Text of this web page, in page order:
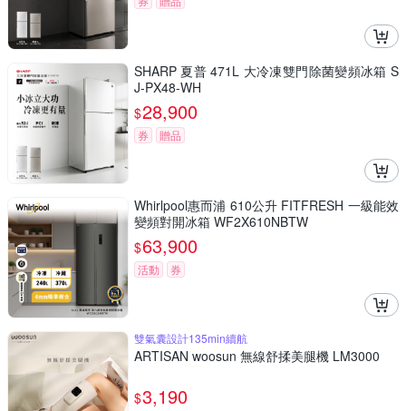
SHARP 夏普 471L 大冷凍雙門除菌變頻冰箱 S
J-PX48-WH
$28,900
券 贈品
Whirlpool惠而浦 610公升 FITFRESH 一級能效
變頻對開冰箱 WF2X610NBTW
$63,900
活動 券
雙氣囊設計135min續航
ARTISAN woosun 無線舒揉美腿機 LM3000
$3,190